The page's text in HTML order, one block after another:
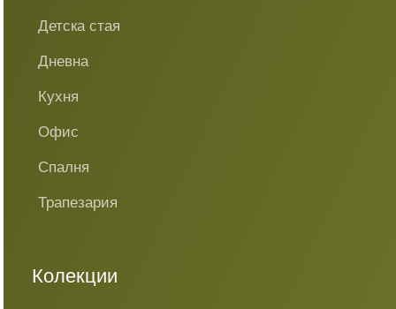
Детска стая
Дневна
Кухня
Офис
Спалня
Трапезария
Колекции